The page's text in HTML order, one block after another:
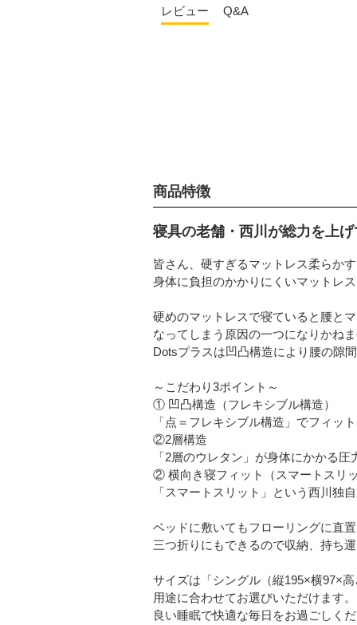
レビュー Q&A
商品特徴
寝具の老舗・西川が総力を上
皆さん、硬すぎるマットレス柔らか
身体に負担のかかりにくいマットレ
硬めのマットレスで寝ていると腰と
なってしまう原因の一つになりかね
Dotsプラスは凹凸構造により腰の隙
～こだわり3ポイント～
① 凹凸構造（フレキシブル構造）
「点＝フレキシブル構造」でフィッ
②2層構造
「2層のウレタン」が身体にかかる圧
② 横向き寝フィット（スマートスリ
「スマートスリット」という西川独
ベッドに敷いてもフローリングに直
三つ折りにもできるので収納、持ち
サイズは「シングル（縦195×横97×
用途に合わせてお選びいただけます。
良い睡眠で快適な毎日をお過ごしく